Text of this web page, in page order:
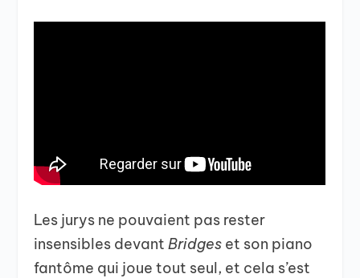
Les jurys ne pouvaient pas rester
insensibles devantBridges et son piano
fantôme qui joue tout seul, et cela s’est